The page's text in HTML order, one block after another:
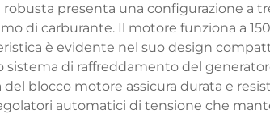
presenta una configurazione a
di carburante. Il motore funziona a
è evidente nel suo design
di raffreddamento del
blocco motore assicura durata e
automatici di tensione che